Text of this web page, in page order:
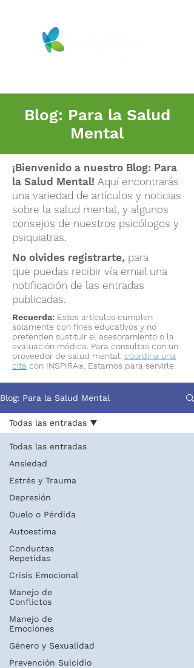
Blog: Para la Salud
Mental
¡Bienvenido a nuestro Blog: Para
la Salud Mental! Aquí encontrarás
una variedad de artículos y noticias
sobre la salud mental, y algunos
consejos de nuestros psicólogos y
psiquiatras.
No olvides registrarte, para
que puedas recibir vía email una
notificación de las entradas
publicadas.
Recuerda: Estos artículos cumplen
solamente con fines educativos y no
pretenden sustituir el asesoramiento o la
evaluación médica. Para consultas con un
proveedor de salud mental, coordina una
cita con INSPIRA® . Estamos para servirle.
Blog: Para la Salud Mental
Todas las entradas
Ansiedad
Estrés y Trauma
Depresión
Duelo o Pérdida
Autoestima
Conductas
Repetidas
Crisis Emocional
Manejo de
Conflictos
Manejo de
Emociones
Género y Sexualidad
Prevención Suicidio
Todas las entradas